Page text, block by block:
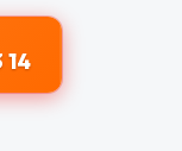
14